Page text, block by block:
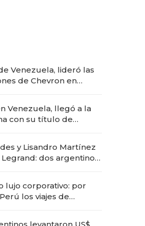
Venezuela, lideró las
de Chevron en
Venezuela, llegó a la
con su título de
"fast premium"
y Lisandro Martínez
dos argentinos
lujo corporativo: por
los viajes de
en experiencias